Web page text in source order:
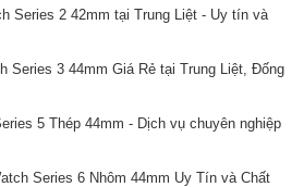
Series 2 42mm tại Trung Liệt - Uy tín và
Series 3 44mm Giá Rẻ tại Trung Liệt, Đống
5 Thép 44mm - Dịch vụ chuyên nghiệp
Series 6 Nhôm 44mm Uy Tín và Chất